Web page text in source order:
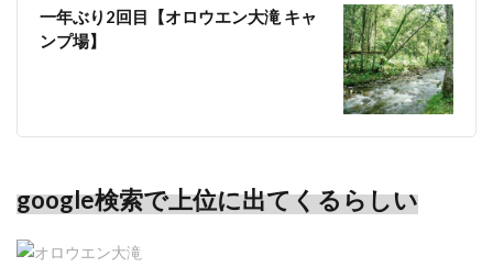
一年ぶり2回目【オロウエン大滝 キャ
ンプ場】
google検索で上位に出てくるらしい